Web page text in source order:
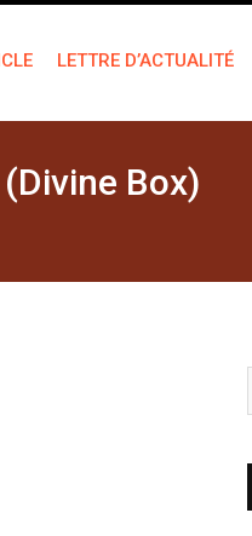
LETTRE D’ACTUALITÉ
Box)